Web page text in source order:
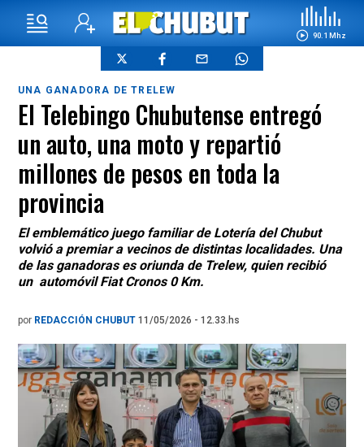
90.1 Mhz
UNA GANADORA DE TRELEW
El Telebingo Chubutense entregó
un auto, una moto y repartió
millones de pesos en toda la
provincia
El emblemático juego familiar de Lotería del Chubut
volvió a premiar a vecinos de distintas localidades. Una
de las ganadoras es oriunda de Trelew, quien recibió
un automóvil Fiat Cronos 0 Km.
por REDACCIÓN CHUBUT 11/05/2026 - 12.33.hs